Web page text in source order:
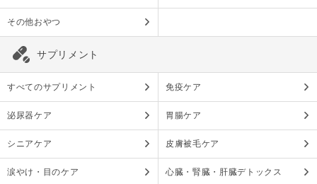
その他おやつ
サプリメント
すべてのサプリメント 免疫ケア
泌尿器ケア 胃腸ケア
シニアケア 皮膚被毛ケア
涙やけ・目のケア 心臓・腎臓・肝臓デトックス